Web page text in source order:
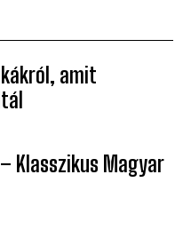
amit
Klasszikus Magyar